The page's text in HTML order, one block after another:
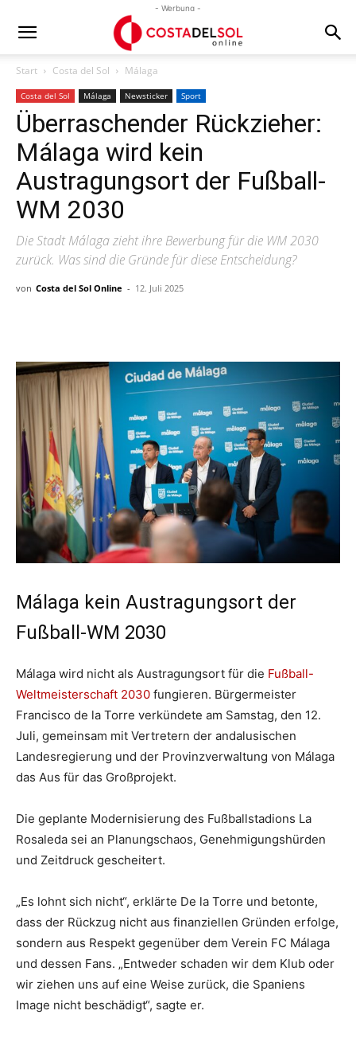
- Werbung -
Start Costa del Sol Málaga
Costa del Sol Málaga Newsticker Sport
Überraschender Rückzieher:
Málaga wird kein
Austragungsort der Fußball-
WM 2030
Die Stadt Málaga zieht ihre Bewerbung für die WM 2030
zurück. Was sind die Gründe für diese Entscheidung?
von Costa del Sol Online - 12. Juli 2025
Málaga kein Austragungsort der
Fußball-WM 2030
Málaga wird nicht als Austragungsort für die Fußball-
Weltmeisterschaft 2030 fungieren. Bürgermeister
Francisco de la Torre verkündete am Samstag, den 12.
Juli, gemeinsam mit Vertretern der andalusischen
Landesregierung und der Provinzverwaltung von Málaga
das Aus für das Großprojekt.
Die geplante Modernisierung des Fußballstadions La
Rosaleda sei an Planungschaos, Genehmigungshürden
und Zeitdruck gescheitert.
„Es lohnt sich nicht“, erklärte De la Torre und betonte,
dass der Rückzug nicht aus finanziellen Gründen erfolge,
sondern aus Respekt gegenüber dem Verein FC Málaga
und dessen Fans. „Entweder schaden wir dem Klub oder
wir ziehen uns auf eine Weise zurück, die Spaniens
Image nicht beschädigt“, sagte er.